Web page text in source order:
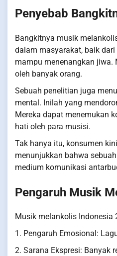
Penyebab
Bangkitnya musik
dalam masyarakat, baik
mampu menenangkan jiwa.
oleh banyak orang.
Sebuah penelitian juga
mental. Inilah yang
Mereka dapat menemukan
hati oleh para musisi.
Tak hanya itu, konsumen
menunjukkan bahwa
medium komunikasi
Pengaruh Musik
Musik melankolis Indonesia
1. Pengaruh Emosional:
2. Sarana Ekspresi: Banyak